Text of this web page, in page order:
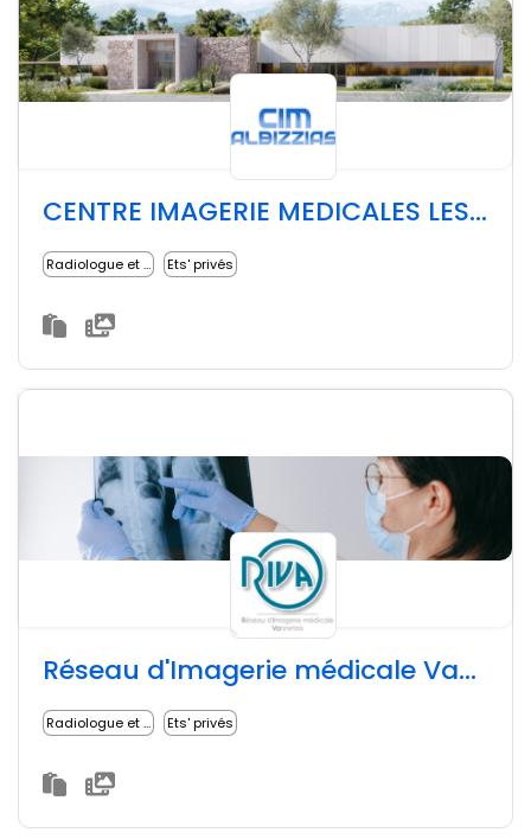
CENTRE IMAGERIE MEDICALES LES ALBIZZIAS
Radiologue et imagerie médicale Ets' privés
Réseau d'Imagerie médicale Vannetais (RIVA56)
Radiologue et imagerie médicale Ets' privés